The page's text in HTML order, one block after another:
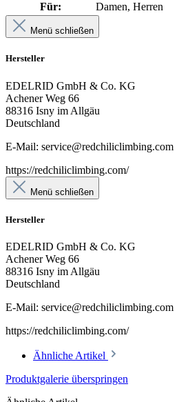
Für:
Damen, Herren
Menü schließen
Hersteller
EDELRID GmbH & Co. KG
Achener Weg 66
88316 Isny im Allgäu
Deutschland
E-Mail: service@redchiliclimbing.com
https://redchiliclimbing.com/
Menü schließen
Hersteller
EDELRID GmbH & Co. KG
Achener Weg 66
88316 Isny im Allgäu
Deutschland
E-Mail: service@redchiliclimbing.com
https://redchiliclimbing.com/
Ähnliche Artikel
Produktgalerie überspringen